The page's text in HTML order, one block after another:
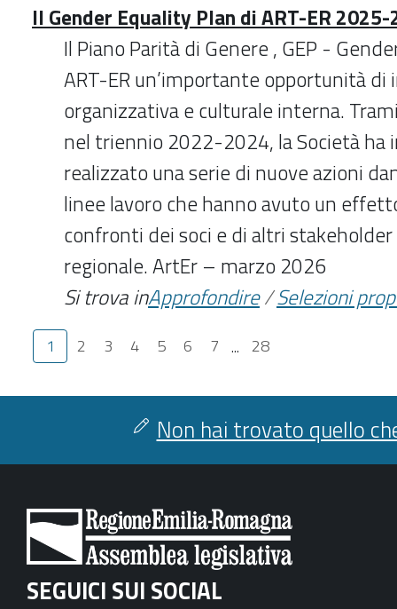
Il Gender Equality Plan di ART-ER
Il Piano Parità di Genere , GEP -
ART-ER un’importante opportunità di
organizzativa e culturale interna.
nel triennio 2022-2024, la Società
realizzato una serie di nuove azioni
linee lavoro che hanno avuto un
confronti dei soci e di altri
regionale. ArtEr – marzo 2026
Si trova inApprofondire/Selezioni
1 2 3 4 5 6 7 ... 28
Non hai trovato quello
SEGUICI SUI SOCIAL